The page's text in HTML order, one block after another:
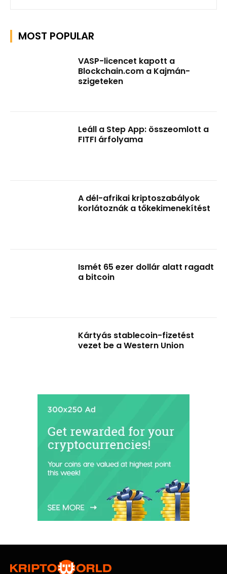
MOST POPULAR
VASP-licencet kapott a
Blockchain.com a Kajmán-
szigeteken
Leáll a Step App: összeomlott a
FITFI árfolyama
A dél-afrikai kriptoszabályok
korlátoznák a tőkekimenekítést
Ismét 65 ezer dollár alatt ragadt
a bitcoin
Kártyás stablecoin-fizetést
vezet be a Western Union